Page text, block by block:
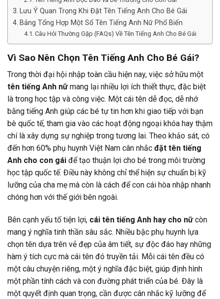
Lưu Ý Quan Trọng Khi Đặt Tên Tiếng Anh Cho Bé Gái
Bảng Tổng Hợp Một Số Tên Tiếng Anh Nữ Phổ Biến
Câu Hỏi Thường Gặp (FAQs) Về Tên Tiếng Anh Cho Bé Gái
Vì Sao Nên Chọn Tên Tiếng Anh Cho Bé Gái?
Trong thời đại hội nhập toàn cầu hiện nay, việc sở hữu một
tên tiếng Anh nữmang lại nhiều lợi ích thiết thực, đặc biệt
là trong học tập và công việc. Một cái tên dễ đọc, dễ nhớ
bằng tiếng Anh giúp các bé tự tin hơn khi giao tiếp với bạn
bè quốc tế, tham gia vào các hoạt động ngoại khóa hay thậm
chí là xây dựng sự nghiệp trong tương lai. Theo khảo sát, có
đến hơn 60% phụ huynh Việt Nam cân nhắc đặt tên tiếng
Anh cho con gái để tạo thuận lợi cho bé trong môi trường
học tập quốc tế. Điều này không chỉ thể hiện sự chuẩn bị kỹ
lưỡng của cha mẹ mà còn là cách để con cái hòa nhập nhanh
chóng hơn với thế giới bên ngoài.
Bên cạnh yếu tố tiện lợi, cái tên tiếng Anh hay cho nữcòn
mang ý nghĩa tinh thần sâu sắc. Nhiều bậc phụ huynh lựa
chọn tên dựa trên vẻ đẹp của âm tiết, sự độc đáo hay những
hàm ý tích cực mà cái tên đó truyền tải. Mỗi cái tên đều có
một câu chuyện riêng, một ý nghĩa đặc biệt, giúp định hình
một phần tính cách và con đường phát triển của bé. Đây là
một quyết định quan trọng, cần được cân nhắc kỹ lưỡng để